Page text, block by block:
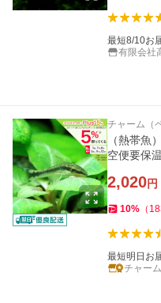
最短8/10お
有限会社
チャーム（
（熱帯魚
空便要保温
2,020円
10% （
最短明日お
チャー